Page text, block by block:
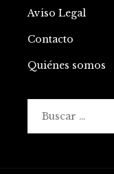
Aviso Legal
Contacto
Quiénes somos